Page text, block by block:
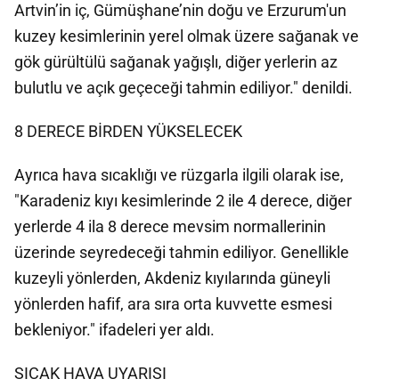
Artvin’in iç, Gümüşhane’nin doğu ve Erzurum'un
kuzey kesimlerinin yerel olmak üzere sağanak ve
gök gürültülü sağanak yağışlı, diğer yerlerin az
bulutlu ve açık geçeceği tahmin ediliyor." denildi.
8 DERECE BİRDEN YÜKSELECEK
Ayrıca hava sıcaklığı ve rüzgarla ilgili olarak ise,
"Karadeniz kıyı kesimlerinde 2 ile 4 derece, diğer
yerlerde 4 ila 8 derece mevsim normallerinin
üzerinde seyredeceği tahmin ediliyor. Genellikle
kuzeyli yönlerden, Akdeniz kıyılarında güneyli
yönlerden hafif, ara sıra orta kuvvette esmesi
bekleniyor." ifadeleri yer aldı.
SICAK HAVA UYARISI